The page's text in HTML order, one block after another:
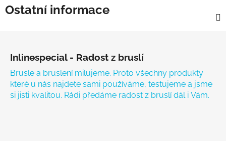
Ostatní informace
Inlinespecial - Radost z bruslí
Brusle a bruslení milujeme. Proto všechny produkty
které u nás najdete sami používáme, testujeme a jsme
si jisti kvalitou. Rádi předáme radost z bruslí dál i Vám.